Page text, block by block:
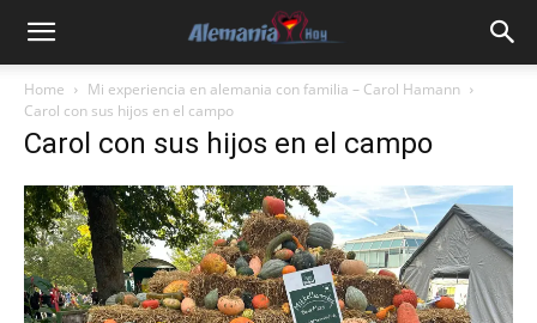
Home
Mi experiencia en alemania con familia – Carol Hamann
Carol con sus hijos en el campo
Carol con sus hijos en el campo